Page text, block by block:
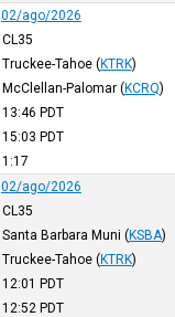
02/ago/2026
CL35
Truckee-Tahoe (KTRK)
McClellan-Palomar (KCRQ)
13:46 PDT
15:03 PDT
1:17
02/ago/2026
CL35
Santa Barbara Muni (KSBA)
Truckee-Tahoe (KTRK)
12:01 PDT
12:52 PDT